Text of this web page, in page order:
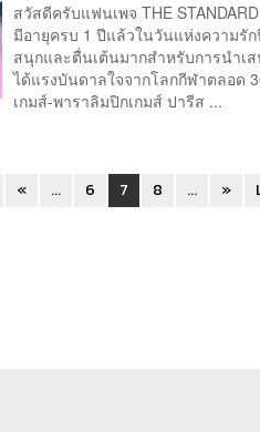
สวัสดีครับแฟนเพจ THE
มีอายุครบ 1 ปีแล้วในวันแห่งความรัก
สนุกและตื่นเต้นมากสำหรับการนำเ
ได้แรงบันดาลใจจากโลกกีฬาตลอ
เกมส์-พาราลิมปิกเกมส์ ปารีส ...
« ... 6 7 8 ... »